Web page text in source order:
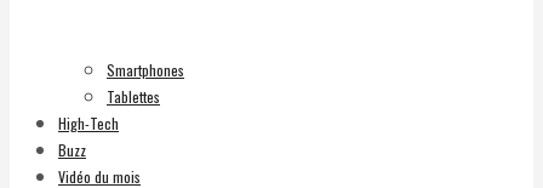
Smartphones
Tablettes
High-Tech
Buzz
Vidéo du mois